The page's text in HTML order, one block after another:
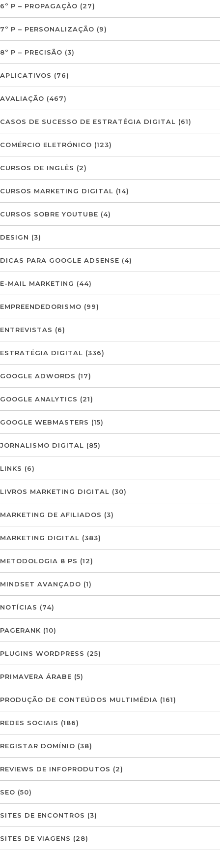
6º P – PROPAGAÇÃO (27)
7º P – PERSONALIZAÇÃO (9)
8º P – PRECISÃO (3)
APLICATIVOS (76)
AVALIAÇÃO (467)
CASOS DE SUCESSO DE ESTRATÉGIA DIGITAL (61)
COMÉRCIO ELETRÓNICO (123)
CURSOS DE INGLÊS (2)
CURSOS MARKETING DIGITAL (14)
CURSOS SOBRE YOUTUBE (4)
DESIGN (3)
DICAS PARA GOOGLE ADSENSE (4)
E-MAIL MARKETING (44)
EMPREENDEDORISMO (99)
ENTREVISTAS (6)
ESTRATÉGIA DIGITAL (336)
GOOGLE ADWORDS (17)
GOOGLE ANALYTICS (21)
GOOGLE WEBMASTERS (15)
JORNALISMO DIGITAL (85)
LINKS (6)
LIVROS MARKETING DIGITAL (30)
MARKETING DE AFILIADOS (3)
MARKETING DIGITAL (383)
METODOLOGIA 8 PS (12)
MINDSET AVANÇADO (1)
NOTÍCIAS (74)
PAGERANK (10)
PLUGINS WORDPRESS (25)
PRIMAVERA ÁRABE (5)
PRODUÇÃO DE CONTEÚDOS MULTIMÉDIA (161)
REDES SOCIAIS (186)
REGISTAR DOMÍNIO (38)
REVIEWS DE INFOPRODUTOS (2)
SEO (50)
SITES DE ENCONTROS (3)
SITES DE VIAGENS (28)